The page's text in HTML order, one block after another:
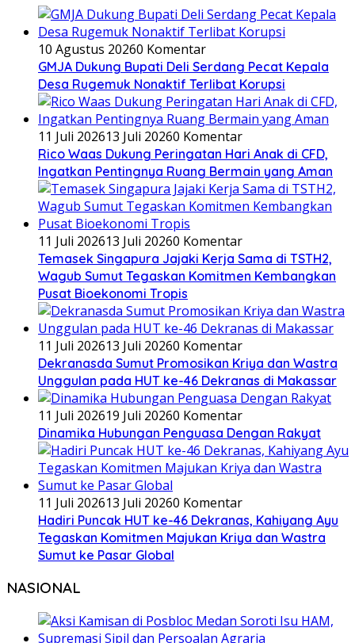
10 Agustus 20260 Komentar
GMJA Dukung Bupati Deli Serdang Pecat Kepala
Desa Rugemuk Nonaktif Terlibat Korupsi
11 Juli 202613 Juli 20260 Komentar
Rico Waas Dukung Peringatan Hari Anak di CFD,
Ingatkan Pentingnya Ruang Bermain yang Aman
11 Juli 202613 Juli 20260 Komentar
Temasek Singapura Jajaki Kerja Sama di TSTH2,
Wagub Sumut Tegaskan Komitmen Kembangkan
Pusat Bioekonomi Tropis
11 Juli 202613 Juli 20260 Komentar
Dekranasda Sumut Promosikan Kriya dan Wastra
Unggulan pada HUT ke-46 Dekranas di Makassar
11 Juli 202619 Juli 20260 Komentar
Dinamika Hubungan Penguasa Dengan Rakyat
11 Juli 202613 Juli 20260 Komentar
Hadiri Puncak HUT ke-46 Dekranas, Kahiyang Ayu
Tegaskan Komitmen Majukan Kriya dan Wastra
Sumut ke Pasar Global
NASIONAL